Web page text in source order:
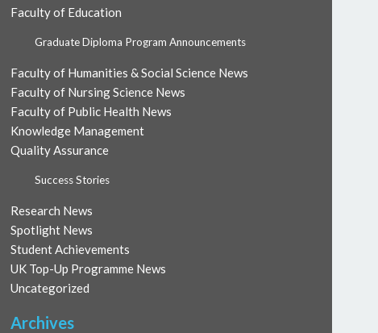
Faculty of Education
Graduate Diploma Program Announcements
Faculty of Humanities & Social Science News
Faculty of Nursing Science News
Faculty of Public Health News
Knowledge Management
Quality Assurance
Success Stories
Research News
Spotlight News
Student Achievements
UK Top-Up Programme News
Uncategorized
Archives